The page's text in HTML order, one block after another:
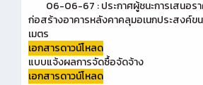
06-06-67 : ประกาศผู้ชนะการเสนอรา
ก่อสร้างอาคารหลังคาคลุมอเนกประสงค์ข
เมตร
เอกสารดาวน์โหลด
แบบแจ้งผลการจัดซื้อจัดจ้าง
เอกสารดาวน์โหลด